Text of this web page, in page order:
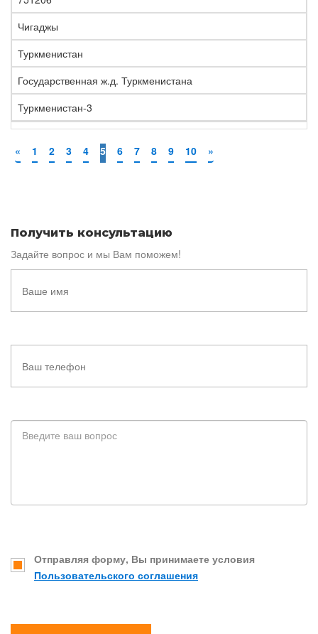
Чигаджы
Туркменистан
Государственная ж.д. Туркменистана
Туркменистан-3
« 1 2 3 4 5 6 7 8 9 10 »
Получить консультацию
Задайте вопрос и мы Вам поможем!
Отправляя форму, Вы принимаете условия
Пользовательского соглашения